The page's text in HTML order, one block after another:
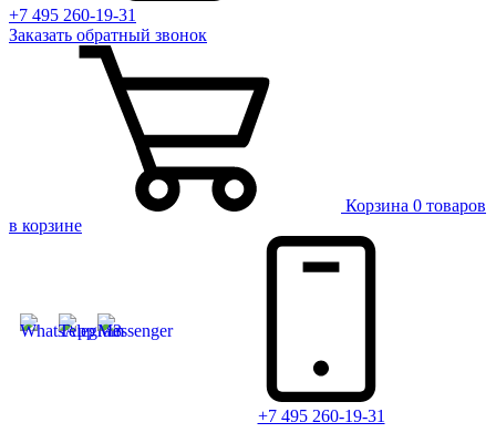
+7 495 260-19-31
Заказать обратный звонок
Корзина 0 товаров
в корзине
+7 495 260-19-31